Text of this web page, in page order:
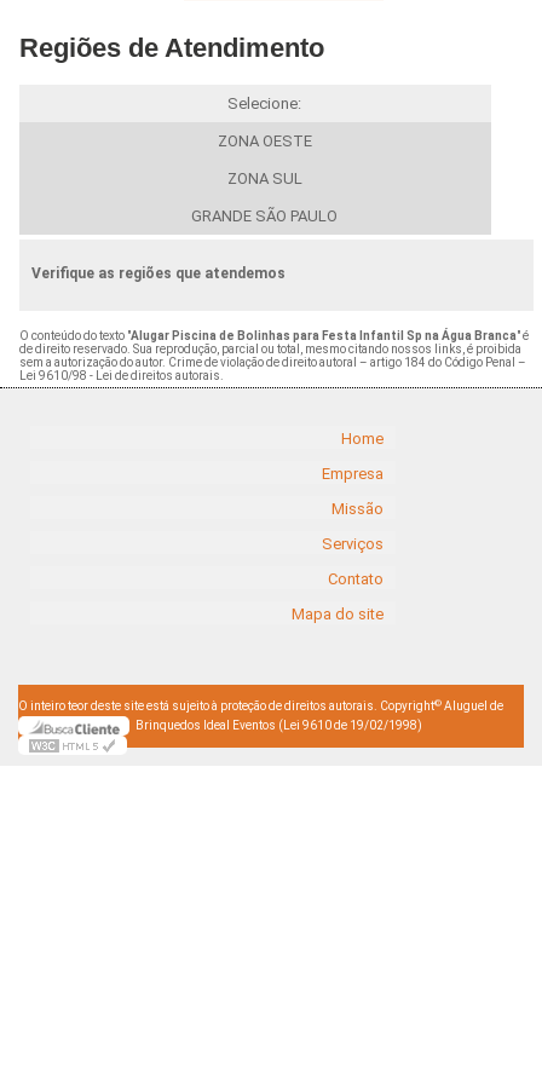
Regiões de Atendimento
Selecione:
ZONA OESTE
ZONA SUL
GRANDE SÃO PAULO
Verifique as regiões que atendemos
O conteúdo do texto "Alugar Piscina de Bolinhas para Festa Infantil Sp na Água Branca" é
de direito reservado. Sua reprodução, parcial ou total, mesmo citando nossos links, é proibida
sem a autorização do autor. Crime de violação de direito autoral – artigo 184 do Código Penal –
Lei 9610/98 - Lei de direitos autorais
Home
Empresa
Missão
Serviços
Contato
Mapa do site
O inteiro teor deste site está sujeito à proteção de direitos autorais. Copyright© Aluguel de
Brinquedos Ideal Eventos (Lei 9610 de 19/02/1998)